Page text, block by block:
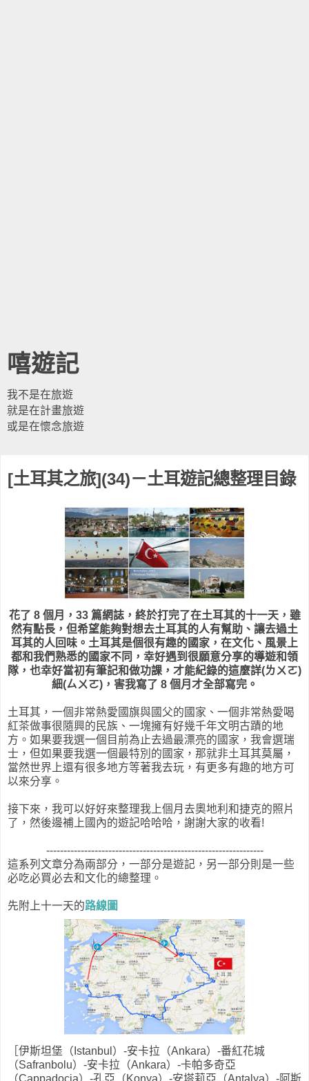
嘻遊記
我不是在旅遊
就是在計畫旅遊
或是在懷念旅遊
[土耳其之旅](34)－土耳遊記總整理目錄
花了 8 個月，33 篇網誌，終於打完了在土耳其的十一天，雖
然有點長，但希望能夠對想去土耳其的人有幫助、讓去過土
耳其的人回味。 土耳其是個很有趣的國家，在文化、風景上
都和我們熟悉的國家不同， 幸好遇到很願意分享的導遊和領
隊，也幸好當初有筆記和做功課，才能紀錄的這麼詳(ㄌㄨㄛ)
細(ㄙㄨㄛ)，害我寫了 8 個月才全部寫完。
土耳其，一個非常熱愛國旗與國父的國家、一個非常熱愛喝
紅茶做事很隨興的民族、一塊擁有好幾千年文明古蹟的地
方。 如果要我選一個目前為止去過最漂亮的國家，我會選瑞
士，但如果要我選一個最特別的國家，那就非土耳其莫屬，
當然世界上還有很多地方等著我去玩，有更多有趣的地方可
以來分享。
接下來，我可以好好來整理我上個月去奧地利和捷克的照片
了，然後邊補上國內的遊記哈哈哈，謝謝大家的收看!
---------------------------------------------------------------
這系列文章分為兩部分，一部分是遊記，另一部分則是一些
必吃必買必去和文化的總整理。
先附上十一天的路線圖
［伊斯坦堡（Istanbul）-安卡拉（Ankara）-番紅花城
（Safranbolu）-安卡拉（Ankara）-卡帕多奇亞
（Cappadocia）-孔亞（Konya）-安塔莉亞（Antalya）-阿斯